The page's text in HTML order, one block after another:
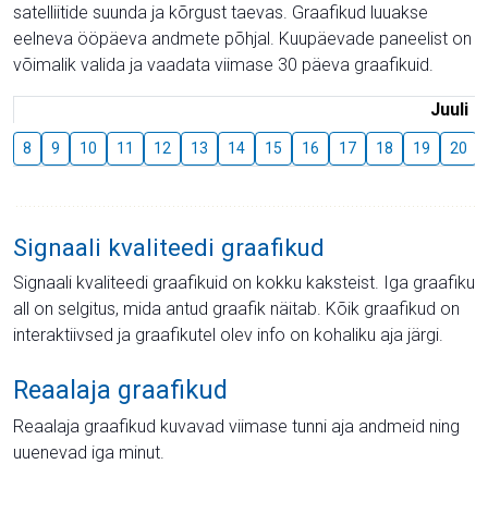
satelliitide suunda ja kõrgust taevas. Graafikud luuakse
eelneva ööpäeva andmete põhjal. Kuupäevade paneelist on
võimalik valida ja vaadata viimase 30 päeva graafikuid.
Juuli
8 9 10 11 12 13 14 15 16 17 18 19 20
Signaali kvaliteedi graafikud
Signaali kvaliteedi graafikuid on kokku kaksteist. Iga graafiku
all on selgitus, mida antud graafik näitab. Kõik graafikud on
interaktiivsed ja graafikutel olev info on kohaliku aja järgi.
Reaalaja graafikud
Reaalaja graafikud kuvavad viimase tunni aja andmeid ning
uuenevad iga minut.